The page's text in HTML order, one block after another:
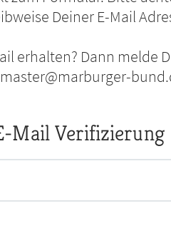
Deiner E-Mail
erhalten? Dann melde
Mail Verifizierung